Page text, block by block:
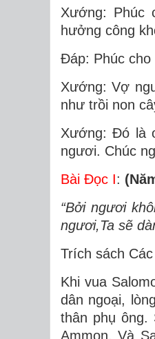
Xướng: Phúc
hưởng công
Đáp: Phúc cho
Xướng: Vợ
như trồi non
Xướng: Đó là
ngươi. Chúc
Bài Ðọc I:
“Bởi ngươi
ngươi,Ta sẽ
Trích sách
Khi vua
dân ngoại,
thân phụ ông.
Ammon. Và